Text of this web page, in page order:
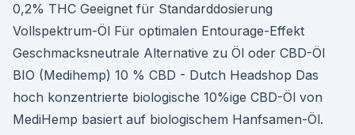
0,2% THC Geeignet für Standarddosierung
Vollspektrum-Öl Für optimalen Entourage-Effekt
Geschmacksneutrale Alternative zu Öl oder CBD-Öl
BIO (Medihemp) 10 % CBD - Dutch Headshop Das
hoch konzentrierte biologische 10%ige CBD-Öl von
MediHemp basiert auf biologischem Hanfsamen-Öl.